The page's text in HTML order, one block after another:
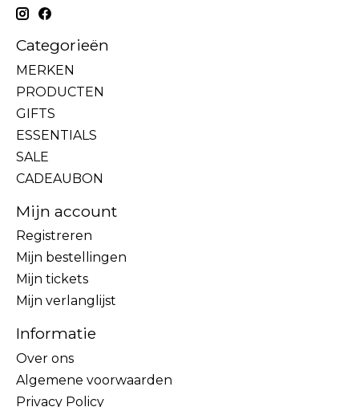
Categorieën
MERKEN
PRODUCTEN
GIFTS
ESSENTIALS
SALE
CADEAUBON
Mijn account
Registreren
Mijn bestellingen
Mijn tickets
Mijn verlanglijst
Informatie
Over ons
Algemene voorwaarden
Privacy Policy